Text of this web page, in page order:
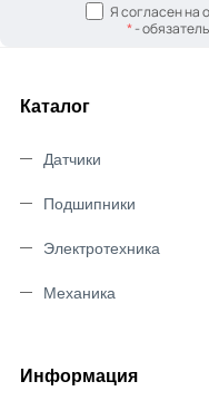
Я согласен на
*-
Каталог
Датчики
Подшипники
Электротехника
Механика
Информация